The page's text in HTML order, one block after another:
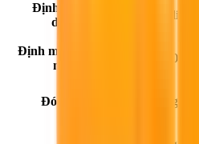
Định mức sử
dụng:
0.50-1.00 lít/
Định mức khuyến
nghị:
0.70 lít/100 kg
Đóng gói: 05 lít/thùng,